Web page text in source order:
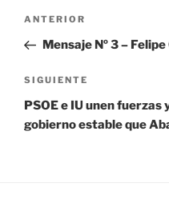
Navegación
entradas
Entrada
anterior:
ANTERIOR
Mensaje Nº 3 –
Siguiente
entrada
SIGUIENTE
PSOE e IU unen
gobierno estable que